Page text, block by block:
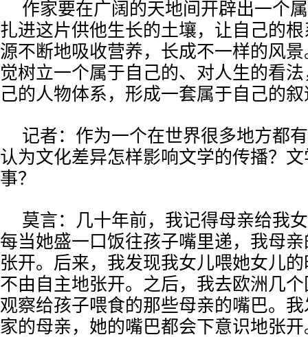
作家要在广阔的天地间开辟出一个
扎进这片供他生长的土壤，让自己的
源不断地吸收营养，长成不一样的风
觉树立一个属于自己的、对人生的看
己的人物体系，形成一套属于自己的
记者：作为一个在世界很多地方都
认为文化差异怎样影响文学的传播？
事？
莫言：几十年前，我记得母亲给我
每当她盛一口饭往孩子嘴里递，我母
张开。后来，我发现我女儿喂她女儿
不由自主地张开。之后，我去欧洲几
观察给孩子喂食的那些母亲的嘴巴。
家的母亲，她的嘴巴都会下意识地张